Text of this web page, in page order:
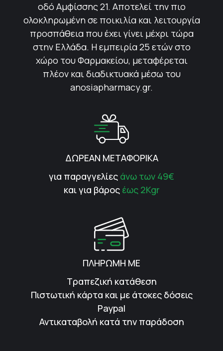
οδό Αμφίσσης 21. Αποτελεί την πιο
ολοκληρωμένη σε ποικιλία και λειτουργία
προσπάθεια που έχει γίνει μέχρι τώρα
στην Ελλάδα. Η εμπειρία 25 ετών στο
χώρο του Φαρμακείου, μεταφέρεται
πλέον και διαδικτυακά μέσω του
anosiapharmacy.gr.
ΔΩΡΕΑΝ ΜΕΤΑΦΟΡΙΚΑ
για παραγγελίες άνω των 49€
και για βάρος έως 2Kgr
ΠΛΗΡΩΜΗ ΜΕ
Τραπεζική κατάθεση
Πιστωτική κάρτα και με άτοκες δόσεις
Paypal
Αντικαταβολή κατά την παράδοση